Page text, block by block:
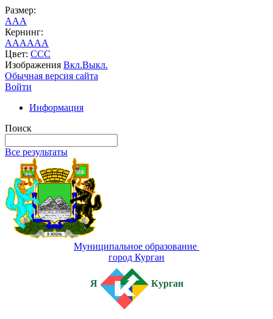
Размер:
AAA
Кернинг:
AAAAAA
Цвет: CCC
Изображения Вкл.Выкл.
Обычная версия сайта
Войти
Информация
Поиск
Все результаты
Муниципальное образование
город Курган
Я Курган